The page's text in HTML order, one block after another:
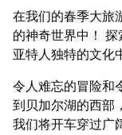
在我们的春季大旅
的神奇世界中！
亚特人独特的文化
令人难忘的冒险和
到贝加尔湖的西部
我们将开车穿过广